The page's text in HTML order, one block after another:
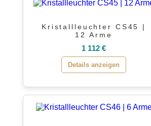
Kristallleuchter CS45 |
12 Arme
1 112 €
Details anzeigen